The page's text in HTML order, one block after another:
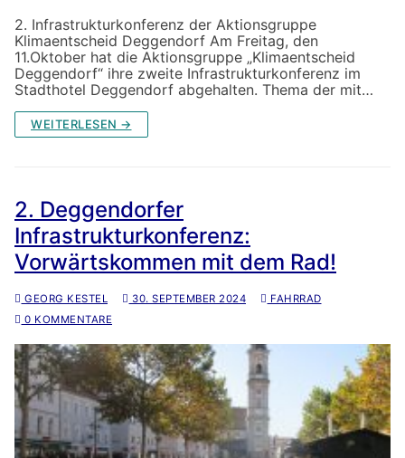
2. Infrastrukturkonferenz der Aktionsgruppe
Klimaentscheid Deggendorf Am Freitag, den
11.Oktober hat die Aktionsgruppe „Klimaentscheid
Deggendorf“ ihre zweite Infrastrukturkonferenz im
Stadthotel Deggendorf abgehalten. Thema der mit…
WEITERLESEN →
2. Deggendorfer
Infrastrukturkonferenz:
Vorwärtskommen mit dem Rad!
GEORG KESTEL 30. SEPTEMBER 2024
FAHRRAD
0 KOMMENTARE